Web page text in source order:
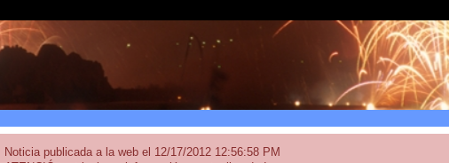
Noticia publicada a la web el 12/17/2012 12:56:58 PM